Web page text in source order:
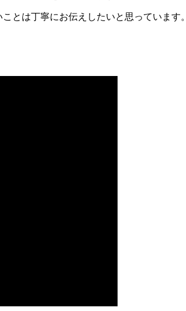
とは丁寧にお伝えしたいと思っています。